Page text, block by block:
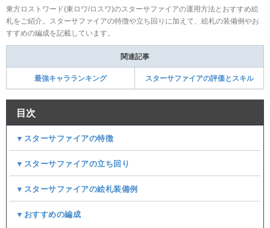
東方ロストワード(東ロワ/ロスワ)のスターサファイアの運用方法とおすすめ絵
札をご紹介。スターサファイアの特徴や立ち回りに加えて、絵札の装備例やお
すすめの編成を記載しています。
関連記事
最強キャラランキング スターサファイアの評価とスキル
目次
▼スターサファイアの特徴
▼スターサファイアの立ち回り
▼スターサファイアの絵札装備例
▼おすすめの編成